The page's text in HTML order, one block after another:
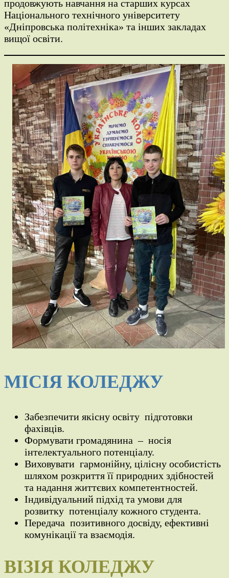
продовжують навчання на старших курсах
Національного технічного університету
«Дніпровська політехніка» та інших закладах
вищої освіти.
МІСІЯ КОЛЕДЖУ
Забезпечити якісну освіту підготовки
фахівців.
Формувати громадянина – носія
інтелектуального потенціалу.
Виховувати гармонійну, цілісну особистість
шляхом розкриття її природних здібностей
та надання життєвих компетентностей.
Індивідуальний підхід та умови для
розвитку потенціалу кожного студента.
Передача позитивного досвіду, ефективні
комунікації та взаємодія.
ВІЗІЯ КОЛЕДЖУ